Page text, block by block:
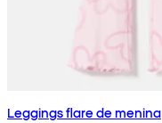
Leggings flare de menina